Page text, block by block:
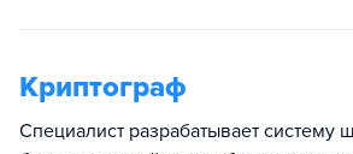
Криптограф
Специалист разрабатывает систему